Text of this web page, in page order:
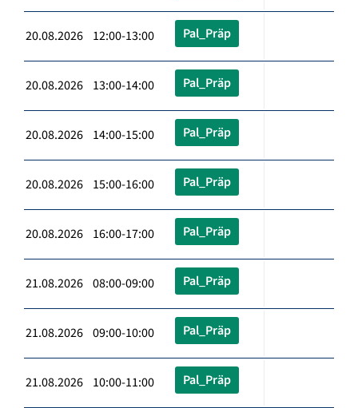
20.08.2026 12:00-13:00 Pal_Präp
20.08.2026 13:00-14:00 Pal_Präp
20.08.2026 14:00-15:00 Pal_Präp
20.08.2026 15:00-16:00 Pal_Präp
20.08.2026 16:00-17:00 Pal_Präp
21.08.2026 08:00-09:00 Pal_Präp
21.08.2026 09:00-10:00 Pal_Präp
21.08.2026 10:00-11:00 Pal_Präp